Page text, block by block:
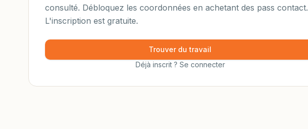
consulté. Débloquez les coordonnées en achetant des pass contact.
L'inscription est gratuite.
Trouver du travail
Déjà inscrit ? Se connecter